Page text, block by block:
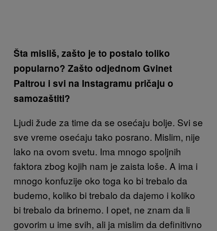
Šta misliš, zašto je to postalo toliko
popularno? Zašto odjednom Gvinet
Paltrou i svi na Instagramu pričaju o
samozaštiti?
Ljudi žude za time da se osećaju bolje. Svi se
sve vreme osećaju tako posrano. Mislim, nije
lako na ovom svetu. Ima mnogo spoljnih
faktora zbog kojih nam je zaista loše. A ima i
mnogo konfuzije oko toga ko bi trebalo da
budemo, koliko bi trebalo da dajemo i koliko
bi trebalo da brinemo. I opet, ne znam da li
govorim u ime svih, ali ja mislim da definitivno